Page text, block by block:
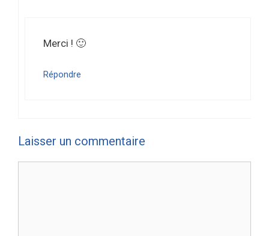
Merci ! 🙂
Répondre
Laisser un commentaire